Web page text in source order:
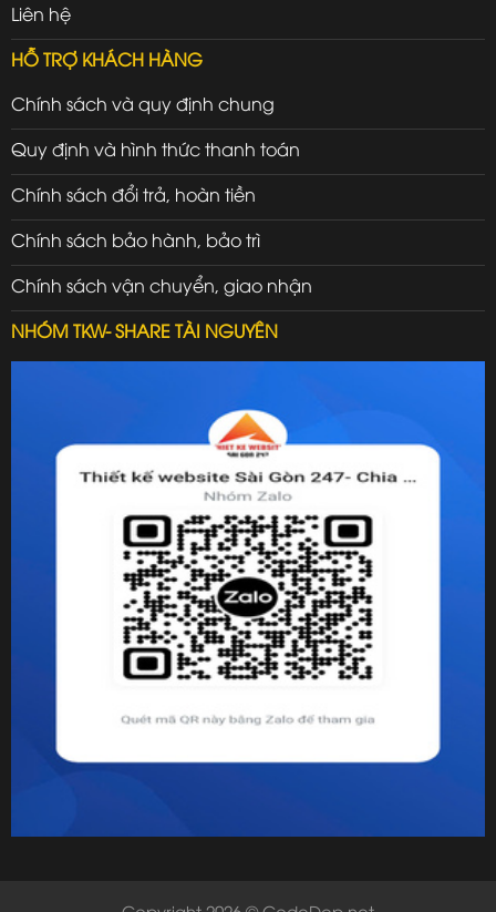
Liên hệ
HỖ TRỢ KHÁCH HÀNG
Chính sách và quy định chung
Quy định và hình thức thanh toán
Chính sách đổi trả, hoàn tiền
Chính sách bảo hành, bảo trì
Chính sách vận chuyển, giao nhận
NHÓM TKW- SHARE TÀI NGUYÊN